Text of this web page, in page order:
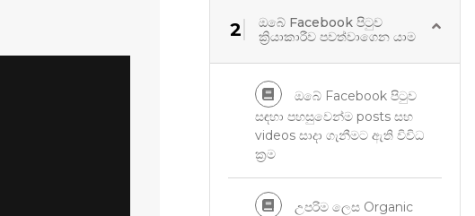
2
ඔබේ Facebook පිටුව
ක්‍රියාකාරීව පවත්වාගෙන යාම
ඔබේ Facebook පිටුව
සඳහා පහසුවෙන්ම posts සහ
videos සාදා ගැනීමට ඇති විවිධ
ක්‍රම
උපරිම ලෙස Organic